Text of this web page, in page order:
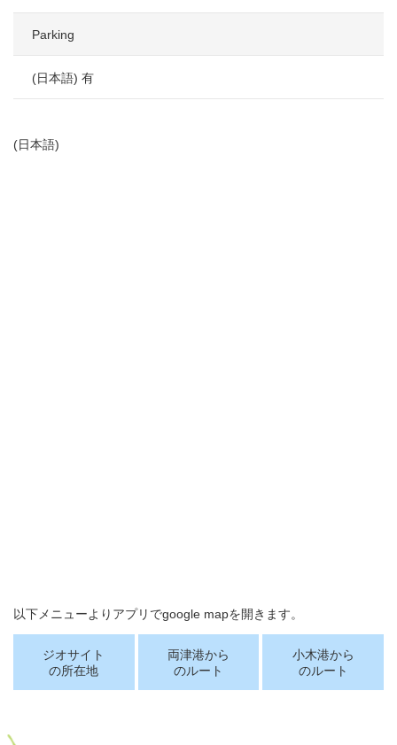
Parking
(日本語) 有
(日本語)
以下メニューよりアプリでgoogle mapを開きます。
ジオサイト
の所在地
両津港から
のルート
小木港から
のルート